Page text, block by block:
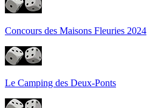
Concours des Maisons Fleuries 2024
Le Camping des Deux-Ponts